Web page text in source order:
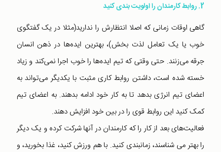
2. روابط کارمندان را اولویت بندی کنید
گاهی اوقات زمانی که اصلا انتظارش را ندارید(مثلا در یک گفتگوی
خوب یا یک تعامل لذت بخش)، بهترین ایده‌ها در ذهن انسان
جرقه می‌زنند. حتی وقتی که تیم ایده‌ها را خوب اجرا نمی‌کند و زیاد
خسته شده است، داشتن روابط کاری مثبت با یکدیگر می‌تواند به
اعضای تیم انرژی بدهد تا به کار خود ادامه بدهند. به اعضای تیم
کمک کنید این روابط قوی را در بین خود افزایش دهند.
فعالیت‌های بعد از کار را که کارمندان در آنها شرکت کرده و یک دیگر
را بهتر می شناسند، زمانبندی کنید. با هم ورزش کنید، غذا بخورید، و